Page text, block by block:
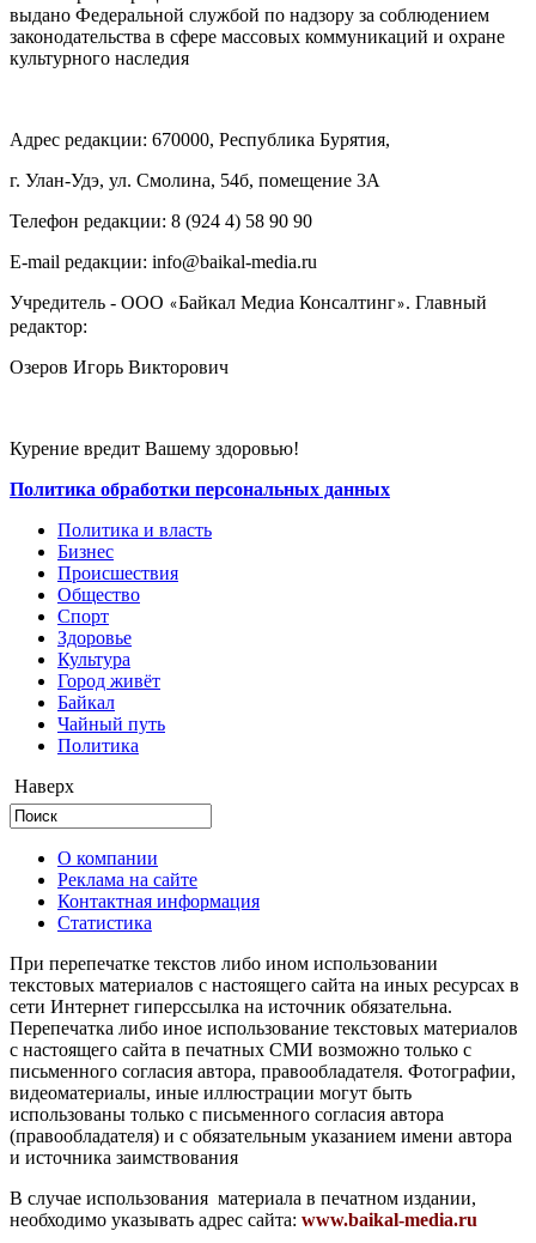
выдано Федеральной службой по надзору за соблюдением
законодательства в сфере массовых коммуникаций и охране
культурного наследия
Адрес редакции: 670000, Республика Бурятия,
г. Улан-Удэ, ул. Смолина, 54б, помещение 3А
Телефон редакции: ‎‎8 (924 4) 58 90 90
E-mail редакции: info@baikal-media.ru
Учредитель - ООО «Байкал Медиа Консалтинг». Главный
редактор:
Озеров Игорь Викторович
Курение вредит Вашему здоровью!
Политика обработки персональных данных
Политика и власть
Бизнес
Происшествия
Общество
Cпорт
Здоровье
Культура
Город живёт
Байкал
Чайный путь
Политика
Наверх
О компании
Реклама на сайте
Контактная информация
Статистика
При перепечатке текстов либо ином использовании
текстовых материалов с настоящего сайта на иных ресурсах в
сети Интернет гиперссылка на источник обязательна.
Перепечатка либо иное использование текстовых материалов
с настоящего сайта в печатных СМИ возможно только с
письменного согласия автора, правообладателя. Фотографии,
видеоматериалы, иные иллюстрации могут быть
использованы только с письменного согласия автора
(правообладателя) и с обязательным указанием имени автора
и источника заимствования
В случае использования материала в печатном издании,
необходимо указывать адрес сайта: www.baikal-media.ru